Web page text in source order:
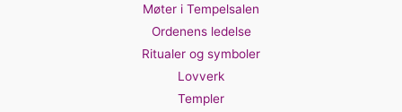
Møter i Tempelsalen
Ordenens ledelse
Ritualer og symboler
Lovverk
Templer